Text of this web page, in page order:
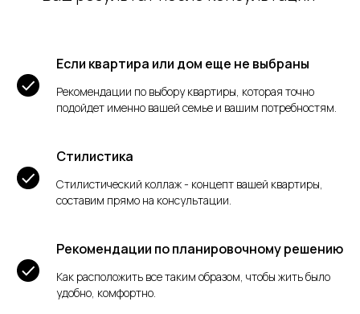
Если квартира или дом еще не выбраны
Рекомендации по выбору квартиры, которая точно
подойдет именно вашей семье и вашим потребностям.
Стилистика
Стилистический коллаж - концепт вашей квартиры,
составим прямо на консультации.
Рекомендации по планировочному решению
Как расположить все таким образом, чтобы жить было
удобно, комфортно.